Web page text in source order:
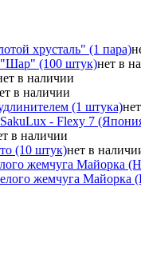
хрусталь" (1 пара)
"Шар" (100 штук)нет в
в наличии
в наличии
(1 штука)
- Flexy 7
в наличии
(10 штук)нет в
жемчуга Майорка
жемчуга Майорка